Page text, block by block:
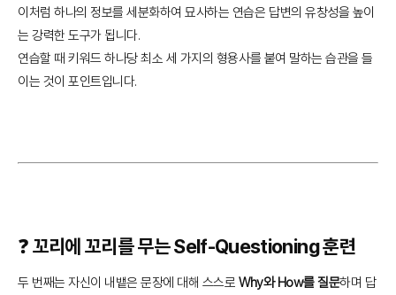
이처럼 하나의 정보를 세분화하여 묘사하는 연습은 답변의 유창성을 높이
는 강력한 도구가 됩니다.
연습할 때 키워드 하나당 최소 세 가지의 형용사를 붙여 말하는 습관을 들
이는 것이 포인트입니다.
❓ 꼬리에 꼬리를 무는 Self-Questioning 훈련
두 번째는 자신이 내뱉은 문장에 대해 스스로 Why와 How를 질문하며 답